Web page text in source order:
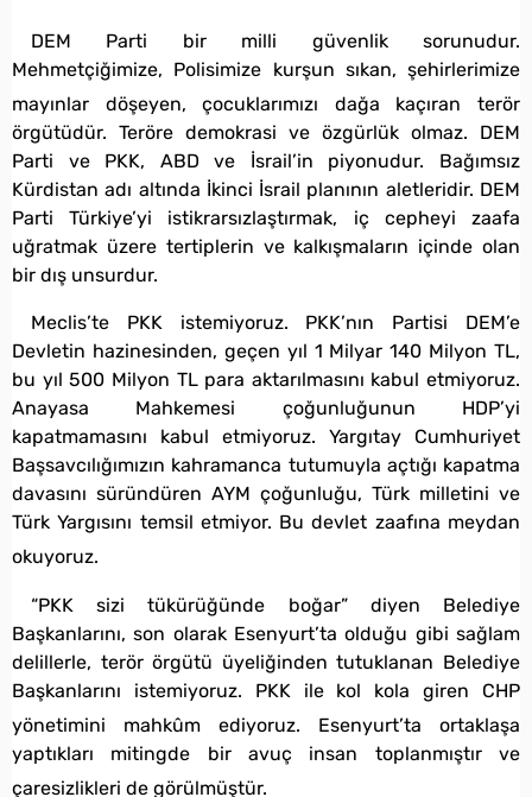
DEM Parti bir milli güvenlik sorunudur.
Mehmetçiğimize, Polisimize kurşun sıkan, şehirlerimize
mayınlar döşeyen, çocuklarımızı dağa kaçıran terör
örgütüdür. Teröre demokrasi ve özgürlük olmaz. DEM
Parti ve PKK, ABD ve İsrail’in piyonudur. Bağımsız
Kürdistan adı altında İkinci İsrail planının aletleridir. DEM
Parti Türkiye’yi istikrarsızlaştırmak, iç cepheyi zaafa
uğratmak üzere tertiplerin ve kalkışmaların içinde olan
bir dış unsurdur.
Meclis’te PKK istemiyoruz. PKK’nın Partisi DEM’e
Devletin hazinesinden, geçen yıl 1 Milyar 140 Milyon TL,
bu yıl 500 Milyon TL para aktarılmasını kabul etmiyoruz.
Anayasa Mahkemesi çoğunluğunun HDP’yi
kapatmamasını kabul etmiyoruz. Yargıtay Cumhuriyet
Başsavcılığımızın kahramanca tutumuyla açtığı kapatma
davasını süründüren AYM çoğunluğu, Türk milletini ve
Türk Yargısını temsil etmiyor. Bu devlet zaafına meydan
okuyoruz.
“PKK sizi tükürüğünde boğar” diyen Belediye
Başkanlarını, son olarak Esenyurt’ta olduğu gibi sağlam
delillerle, terör örgütü üyeliğinden tutuklanan Belediye
Başkanlarını istemiyoruz. PKK ile kol kola giren CHP
yönetimini mahkûm ediyoruz. Esenyurt’ta ortaklaşa
yaptıkları mitingde bir avuç insan toplanmıştır ve
çaresizlikleri de görülmüştür.